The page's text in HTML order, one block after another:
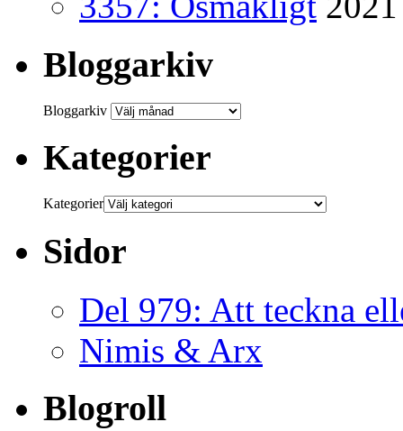
Bloggarkiv
Bloggarkiv
Kategorier
Kategorier
Sidor
Del 979: Att teckna
Nimis & Arx
Blogroll